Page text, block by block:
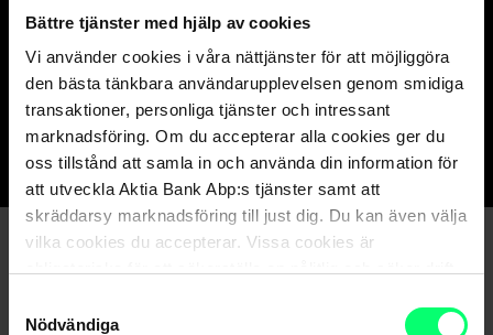
Bättre tjänster med hjälp av cookies
Vi använder cookies i våra nättjänster för att möjliggöra
den bästa tänkbara användarupplevelsen genom smidiga
transaktioner, personliga tjänster och intressant
marknadsföring. Om du accepterar alla cookies ger du
oss tillstånd att samla in och använda din information för
att utveckla Aktia Bank Abp:s tjänster samt att
skräddarsy marknadsföring till just dig. Du kan även välja
vilka cookies du accepterar. Vissa cookies är
Nödvändiga
olika placeringsfonder, indexfonder,
ränteinstrument och alternativa placeringar
(t.ex. råvaror).
Bekanta dig med Aktias